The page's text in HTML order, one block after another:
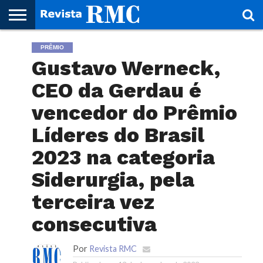
HOME
REVISTA
PROJETO
RMC – 20
ARTE &
NOTÍCIAS
EDIÇÕES
PARCEIROS
FAÇA
SEU
SITE!
FALEPRÊMIO
Gustavo Werneck,
CEO da Gerdau é
vencedor do Prêmio
Líderes do Brasil
2023 na categoria
Siderurgia, pela
terceira vez
consecutiva
Por Revista RMC